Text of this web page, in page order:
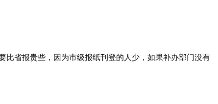
比省报贵些，因为市级报纸刊登的人少，如果补办部门没有